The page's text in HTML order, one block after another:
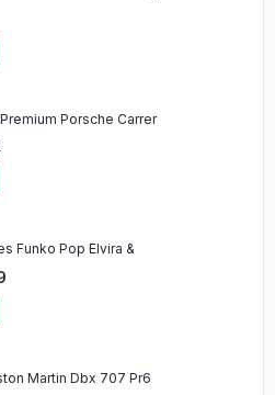
Porsche Carrer
Funko Pop Elvira &
Martin Dbx 707 Pr6